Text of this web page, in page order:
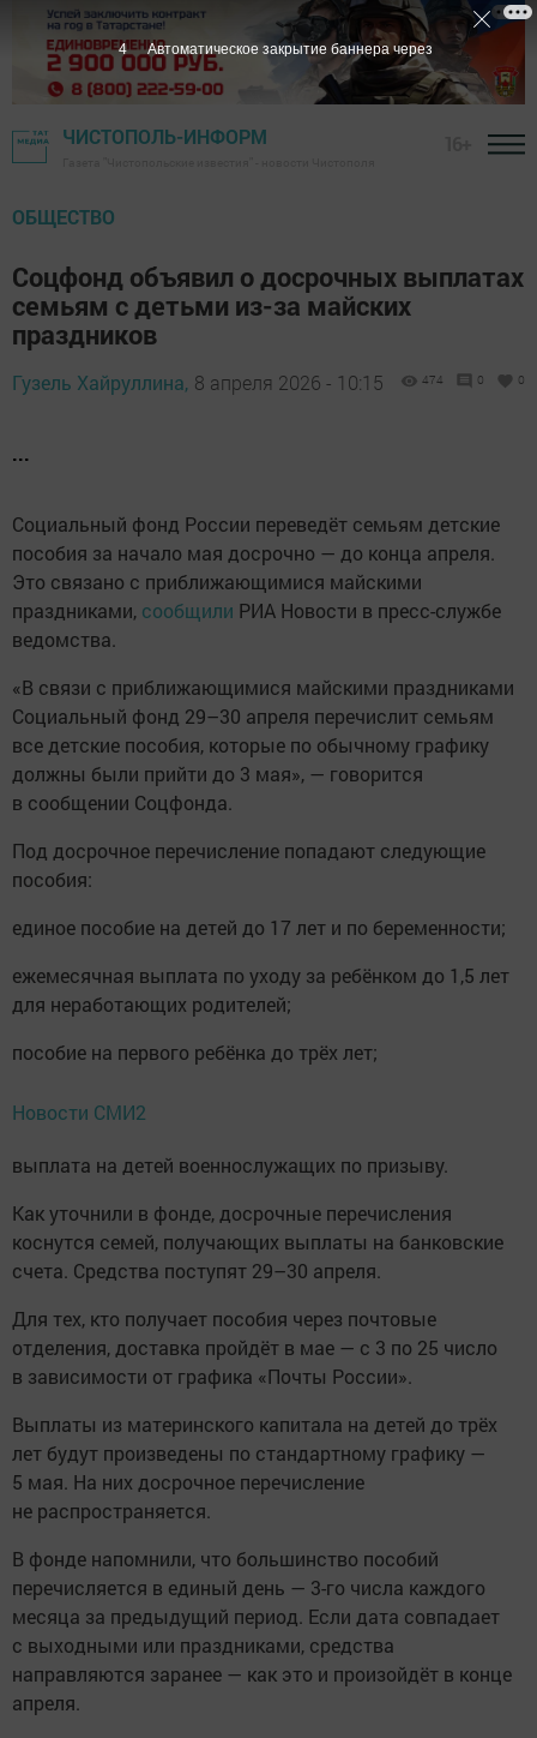
ЧИСТОПОЛЬ-ИНФОРМ
ОБЩЕСТВО
Соцфонд объявил о досрочных выплатах
семьям с детьми из-за майских
праздников
Гузель Хайруллина, 8 апреля 2026 - 10:15 474 0 0
...
Социальный фонд России переведёт семьям детские
пособия за начало мая досрочно — до конца апреля.
Это связано с приближающимися майскими
праздниками, сообщили РИА Новости в пресс-службе
ведомства.
«В связи с приближающимися майскими праздниками
Социальный фонд 29–30 апреля перечислит семьям
все детские пособия, которые по обычному графику
должны были прийти до 3 мая», — говорится
в сообщении Соцфонда.
Под досрочное перечисление попадают следующие
пособия:
единое пособие на детей до 17 лет и по беременности;
ежемесячная выплата по уходу за ребёнком до 1,5 лет
для неработающих родителей;
пособие на первого ребёнка до трёх лет;
Новости СМИ2
выплата на детей военнослужащих по призыву.
Как уточнили в фонде, досрочные перечисления
коснутся семей, получающих выплаты на банковские
счета. Средства поступят 29–30 апреля.
Для тех, кто получает пособия через почтовые
отделения, доставка пройдёт в мае — с 3 по 25 число
в зависимости от графика «Почты России».
Выплаты из материнского капитала на детей до трёх
лет будут произведены по стандартному графику —
5 мая. На них досрочное перечисление
не распространяется.
В фонде напомнили, что большинство пособий
перечисляется в единый день — 3-го числа каждого
месяца за предыдущий период. Если дата совпадает
с выходными или праздниками, средства
направляются заранее — как это и произойдёт в конце
апреля.
3 Автоматическое закрытие баннера через